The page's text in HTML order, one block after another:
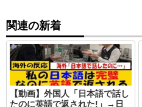
関連の新着
【動画】外国人「日本語で話し
たのに英語で返された!」→日